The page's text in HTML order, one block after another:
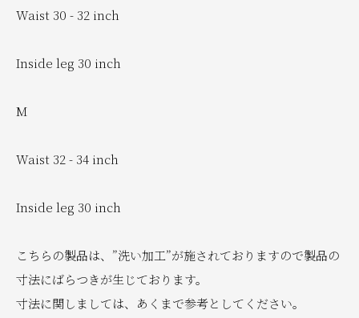
Waist 30 - 32 inch
Inside leg 30 inch
M
Waist 32 - 34 inch
Inside leg 30 inch
こちらの製品は、”洗い加工”が施されておりますので製品の
寸法にばらつきが生じております。
寸法に関しましては、あくまで参考としてください。